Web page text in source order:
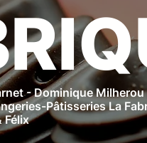
- Dominique
Pâtisseries La
Félix